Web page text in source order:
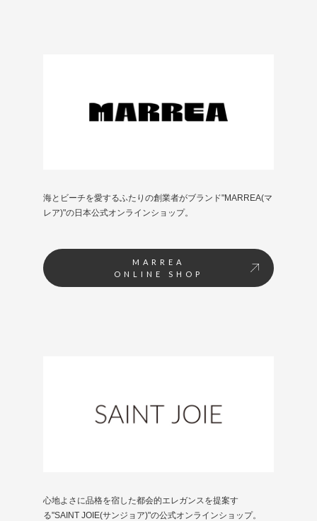
海とビーチを愛するふたりの創業者がブランド"MARREA(マ
レア)"の日本公式オンラインショップ。
MARREA
ONLINE SHOP
心地よさに品格を宿した都会的エレガンスを提案す
る"SAINT JOIE(サンジョア)"の公式オンラインショップ。